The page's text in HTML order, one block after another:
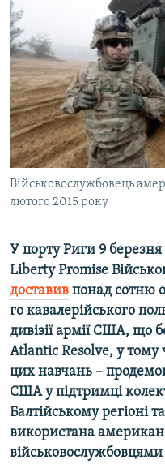
СПЕЦПРОЕКТИ
ДЕПОРТАЦІЯ
ВІДЕОУРОКИ «ELIFBE»
СВІДЧЕННЯ ОКУПАЦІЇ
УКРАЇНСЬКА ПРОБЛЕМА
ІНФОГРАФІКА
ЯК ОБІЙТИ
Русский
Qırımtatar
ДОЛУЧАЙСЯ!
Військовослужбовець
лютого 2015 року
У порту Риги 9
Liberty Promise
доставив понад сотню
го кавалерійського
дивізії армії США, що
Atlantic Resolve, у тому
цих навчань –
США у підтримці
Балтійському регіоні
використана
військовослужбовцями